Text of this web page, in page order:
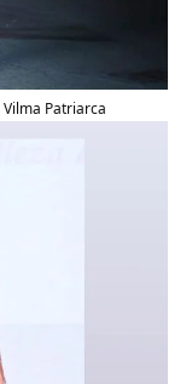
Patriarca